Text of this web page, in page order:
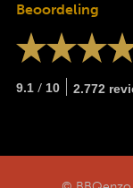
Beoordeling
9.1 / 10 2.772